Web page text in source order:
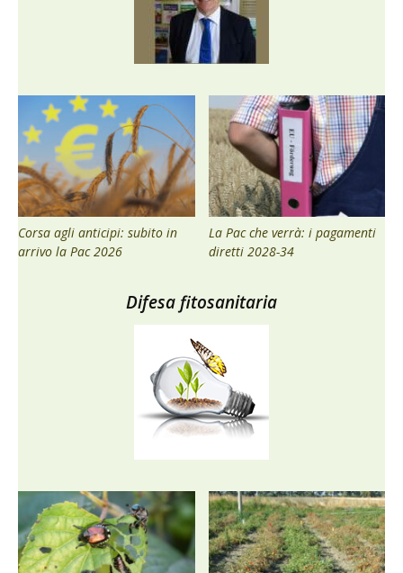
Corsa agli anticipi: subito in
arrivo la Pac 2026
La Pac che verrà: i pagamenti
diretti 2028-34
Difesa fitosanitaria